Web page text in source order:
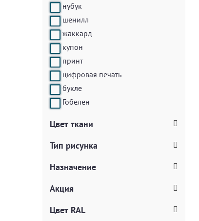
нубук
шенилл
жаккард
купон
принт
цифровая печать
букле
Гобелен
Цвет ткани
Тип рисунка
Назначение
Акция
Цвет RAL